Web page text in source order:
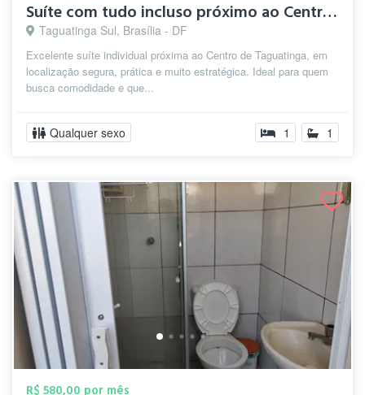
Suíte com tudo incluso próximo ao Centro...
Taguatinga Sul, Brasília - DF
Excelente suíte individual próxima ao Centro de Taguatinga, em
localização segura, prática e muito estratégica. Ideal para quem
busca comodidade e que...
Qualquer sexo 1 1
R$ 580,00 por mês